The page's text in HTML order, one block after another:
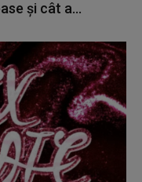
și cât a...